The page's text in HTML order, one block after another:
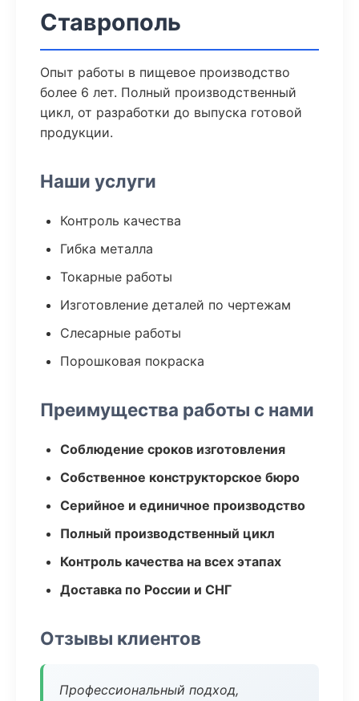
Ставрополь
Опыт работы в пищевое производство
более 6 лет. Полный производственный
цикл, от разработки до выпуска готовой
продукции.
Наши услуги
Контроль качества
Гибка металла
Токарные работы
Изготовление деталей по чертежам
Слесарные работы
Порошковая покраска
Преимущества работы с нами
Соблюдение сроков изготовления
Собственное конструкторское бюро
Серийное и единичное производство
Полный производственный цикл
Контроль качества на всех этапах
Доставка по России и СНГ
Отзывы клиентов
Профессиональный подход,